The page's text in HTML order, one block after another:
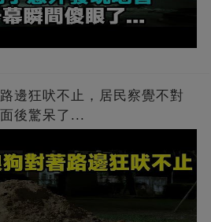
邊狂吠不止，居民察覺不對
後驚呆了...